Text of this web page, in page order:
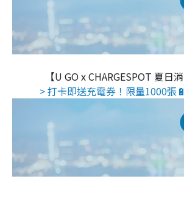
【U GO x CHARGESPOT 夏日消
> 打卡即送充電券！限量1000張